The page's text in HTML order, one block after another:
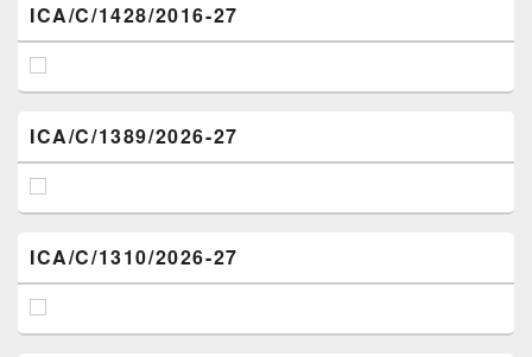
ICA/C/1428/2016-27
ICA/C/1389/2026-27
ICA/C/1310/2026-27